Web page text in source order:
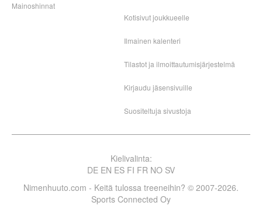
Mainoshinnat
Kotisivut joukkueelle
Ilmainen kalenteri
Tilastot ja ilmoittautumisjärjestelmä
Kirjaudu jäsensivuille
Suositeltuja sivustoja
Kielivalinta:
DE EN ES FI FR NO SV
Nimenhuuto.com - Keitä tulossa treeneihin? © 2007-2026.
Sports Connected Oy